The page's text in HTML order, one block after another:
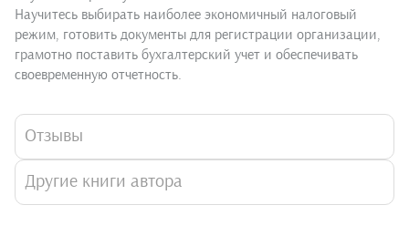
Научитесь выбирать наиболее экономичный налоговый
режим, готовить документы для регистрации организации,
грамотно поставить бухгалтерский учет и обеспечивать
своевременную отчетность.
Отзывы
Другие книги автора